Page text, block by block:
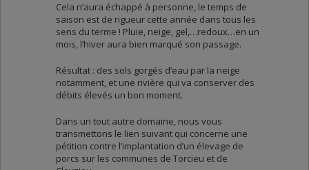
Cela n’aura échappé à personne, le temps de
saison est de rigueur cette année dans tous les
sens du terme ! Pluie, neige, gel,…redoux…en un
mois, l’hiver aura bien marqué son passage.
Résultat : des sols gorgés d’eau par la neige
notamment, et une rivière qui va conserver des
débits élevés un bon moment.
Dans un tout autre domaine, nous vous
transmettons le lien suivant qui concerne une
pétition contre l’implantation d’un élevage de
porcs sur les communes de Torcieu et de